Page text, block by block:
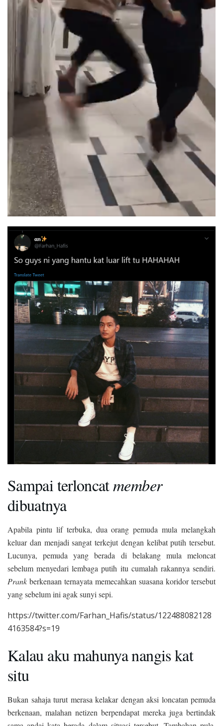
Sampai terloncatmember
dibuatnya
Apabila pintu lif terbuka, dua orang pemuda mula melangkah
keluar dan menjadi sangat terkejut dengan kelibat putih tersebut.
Lucunya, pemuda yang berada di belakang mula meloncat
sebelum menyedari lembaga putih itu cumalah rakannya sendiri.
Prank berkenaan ternayata memecahkan suasana koridor tersebut
yang sebelum ini agak sunyi sepi.
https://twitter.com/Farhan_Hafis/status/122488082128
4163584?s=19
Kalau aku mahunya nangis kat
situ
Bukan sahaja turut merasa kelakar dengan aksi loncatan pemuda
berkenaan, malahan netizen berpendapat mereka juga bertindak